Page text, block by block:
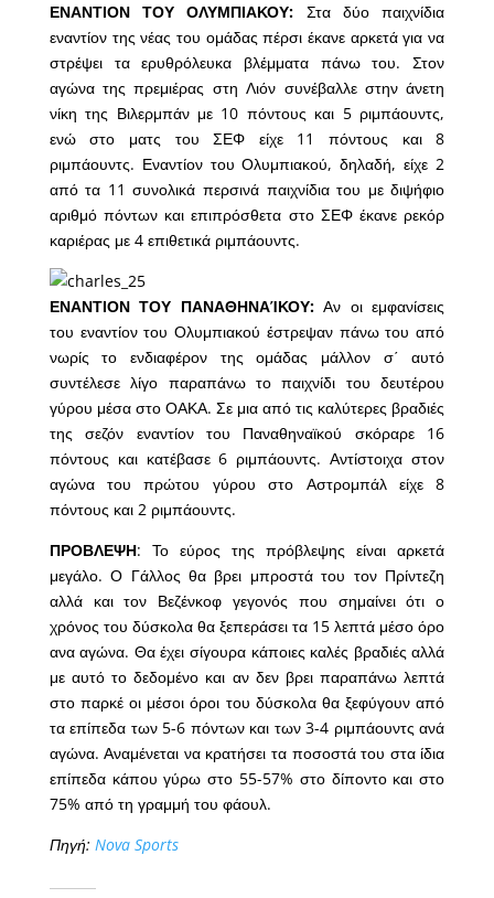
ΕΝΑΝΤΙΟΝ ΤΟΥ ΟΛΥΜΠΙΑΚΟΥ: Στα δύο παιχνίδια
εναντίον της νέας του ομάδας πέρσι έκανε αρκετά για να
στρέψει τα ερυθρόλευκα βλέμματα πάνω του. Στον
αγώνα της πρεμιέρας στη Λιόν συνέβαλλε στην άνετη
νίκη της Βιλερμπάν με 10 πόντους και 5 ριμπάουντς,
ενώ στο ματς του ΣΕΦ είχε 11 πόντους και 8
ριμπάουντς. Εναντίον του Ολυμπιακού, δηλαδή, είχε 2
από τα 11 συνολικά περσινά παιχνίδια του με διψήφιο
αριθμό πόντων και επιπρόσθετα στο ΣΕΦ έκανε ρεκόρ
καριέρας με 4 επιθετικά ριμπάουντς.
ΕΝΑΝΤΙΟΝ ΤΟΥ ΠΑΝΑΘΗΝΑΊΚΟΥ:Αν οι εμφανίσεις
του εναντίον του Ολυμπιακού έστρεψαν πάνω του από
νωρίς το ενδιαφέρον της ομάδας μάλλον σ΄ αυτό
συντέλεσε λίγο παραπάνω το παιχνίδι του δευτέρου
γύρου μέσα στο ΟΑΚΑ. Σε μια από τις καλύτερες βραδιές
της σεζόν εναντίον του Παναθηναϊκού σκόραρε 16
πόντους και κατέβασε 6 ριμπάουντς. Αντίστοιχα στον
αγώνα του πρώτου γύρου στο Αστρομπάλ είχε 8
πόντους και 2 ριμπάουντς.
ΠΡΟΒΛΕΨΗ: Το εύρος της πρόβλεψης είναι αρκετά
μεγάλο. Ο Γάλλος θα βρει μπροστά του τον Πρίντεζη
αλλά και τον Βεζένκοφ γεγονός που σημαίνει ότι ο
χρόνος του δύσκολα θα ξεπεράσει τα 15 λεπτά μέσο όρο
ανα αγώνα. Θα έχει σίγουρα κάποιες καλές βραδιές αλλά
με αυτό το δεδομένο και αν δεν βρει παραπάνω λεπτά
στο παρκέ οι μέσοι όροι του δύσκολα θα ξεφύγουν από
τα επίπεδα των 5-6 πόντων και των 3-4 ριμπάουντς ανά
αγώνα. Αναμένεται να κρατήσει τα ποσοστά του στα ίδια
επίπεδα κάπου γύρω στο 55-57% στο δίποντο και στο
75% από τη γραμμή του φάουλ.
Πηγή: Nova Sports